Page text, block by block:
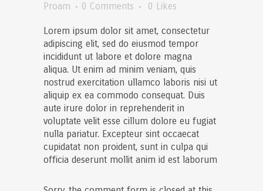
Proam
0 Comments 0 Likes
Lorem ipsum dolor sit amet, consectetur
adipiscing elit, sed do eiusmod tempor
incididunt ut labore et dolore magna
aliqua. Ut enim ad minim veniam, quis
nostrud exercitation ullamco laboris nisi ut
aliquip ex ea commodo consequat. Duis
aute irure dolor in reprehenderit in
voluptate velit esse cillum dolore eu fugiat
nulla pariatur. Excepteur sint occaecat
cupidatat non proident, sunt in culpa qui
officia deserunt mollit anim id est laborum